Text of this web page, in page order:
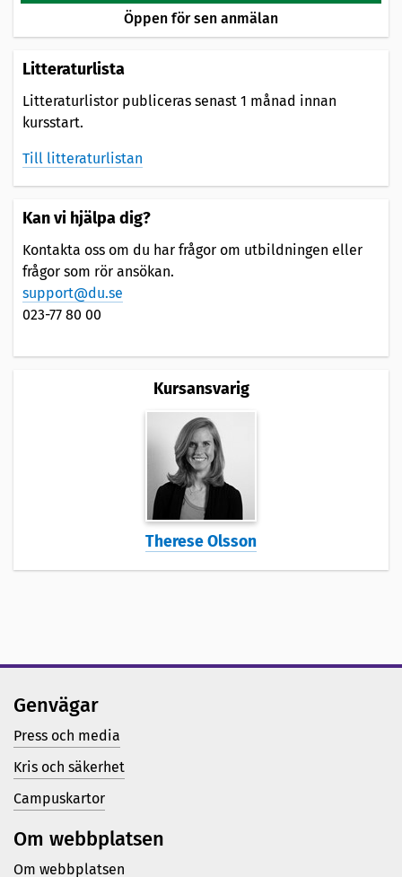
Öppen för sen anmälan
Litteraturlista
Litteraturlistor publiceras senast 1 månad innan
kursstart.
Till litteraturlistan
Kan vi hjälpa dig?
Kontakta oss om du har frågor om utbildningen eller
frågor som rör ansökan.
support@du.se
023-77 80 00
Kursansvarig
Therese Olsson
Genvägar
Press och media
Kris och säkerhet
Campuskartor
Om webbplatsen
Om webbplatsen